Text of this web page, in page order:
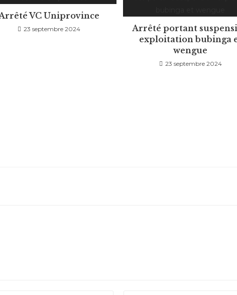
VC Uniprovince
23 septembre 2024
Arrêté portant
exploitation bubinga
wengue
23 septembre 2024